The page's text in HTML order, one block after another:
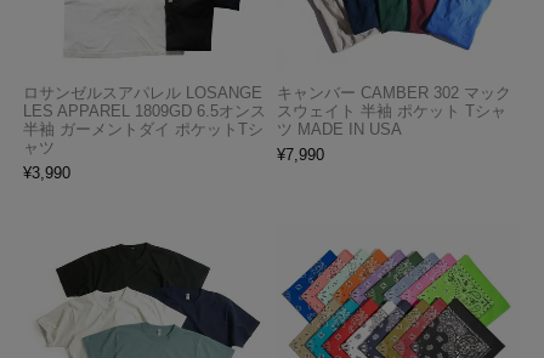
ロサンゼルスアパレル LOSANGE
LES APPAREL 1809GD 6.5オンス
半袖 ガーメントダイ ポケットTシ
ャツ
¥3,990
キャンバー CAMBER 302 マック
スウェイト 半袖 ポケット Tシャ
ツ MADE IN USA
¥7,990